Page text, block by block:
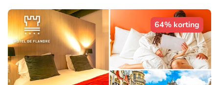
64% korting